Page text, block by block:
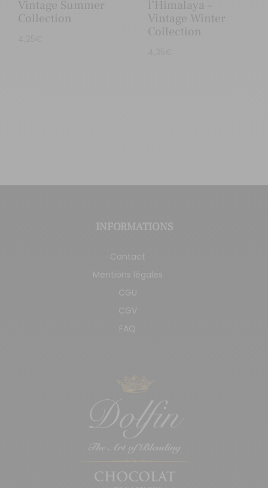
Vintage Summer
Collection
l’Himalaya –
Vintage Winter
Collection
INFORMATIONS
Contact
Mentions légales
CGU
CGV
FAQ